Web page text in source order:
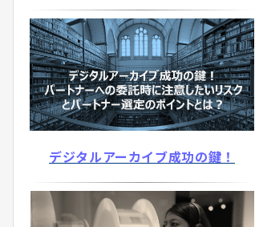
デジタルアーカイブ成功の鍵！